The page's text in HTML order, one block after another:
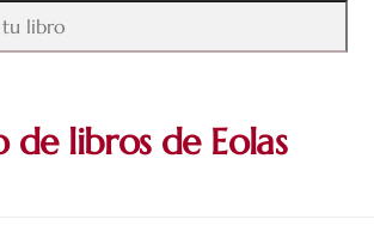
de libros de Eolas